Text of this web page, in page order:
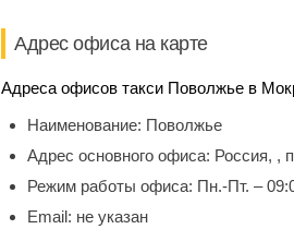
Адрес офиса на карте
Адреса офисов такси Поволжье в
Наименование: Поволжье
Адрес основного офиса: Россия, ,
Режим работы офиса: Пн.-Пт. –
Email: не указан